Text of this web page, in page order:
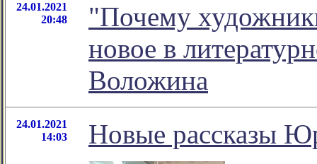
24.01.2021
20:48
"Почему
новое в
Воложина
24.01.2021
14:03
Новые рассказы